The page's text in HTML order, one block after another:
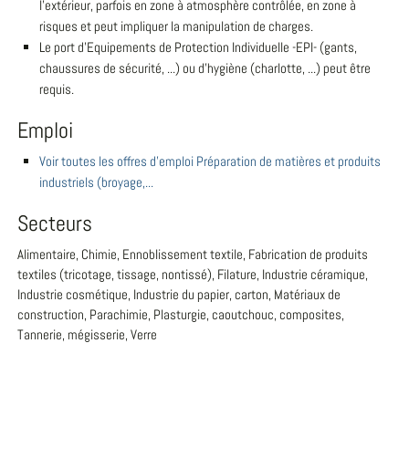
l'extérieur, parfois en zone à atmosphère contrôlée, en zone à
risques et peut impliquer la manipulation de charges.
Le port d'Equipements de Protection Individuelle -EPI- (gants,
chaussures de sécurité, ...) ou d'hygiène (charlotte, ...) peut être
requis.
Emploi
Voir toutes les offres d'emploi Préparation de matières et produits
industriels (broyage,...
Secteurs
Alimentaire, Chimie, Ennoblissement textile, Fabrication de produits
textiles (tricotage, tissage, nontissé), Filature, Industrie céramique,
Industrie cosmétique, Industrie du papier, carton, Matériaux de
construction, Parachimie, Plasturgie, caoutchouc, composites,
Tannerie, mégisserie, Verre